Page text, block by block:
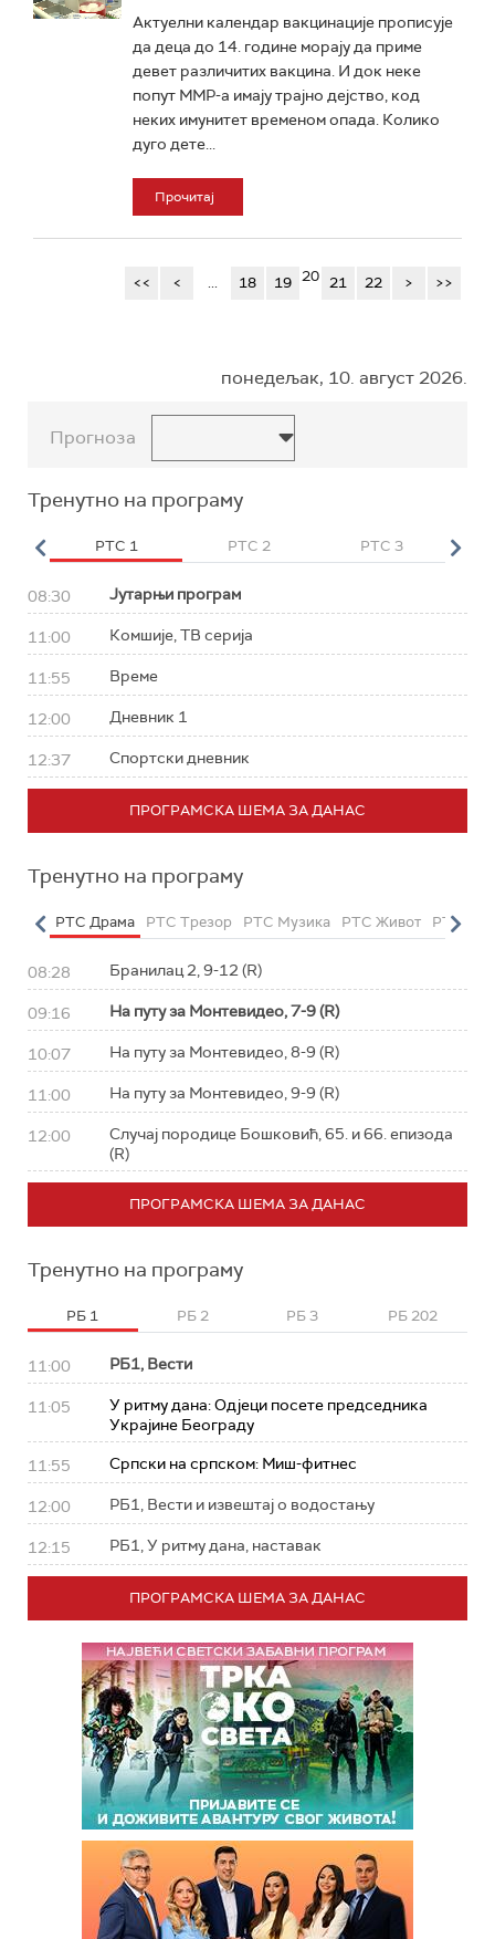
Актуелни календар вакцинације прописује
да деца до 14. године морају да приме
девет различитих вакцина. И док неке
попут ММР-а имају трајно дејство, код
неких имунитет временом опада. Колико
дуго дете...
Прочитај
<< < ... 18 19 20 21 22 > >>
понедељак, 10. август 2026.
Прогноза
Тренутно на програму
РТС 1 РТС 2 РТС 3
08:30 Јутарњи програм
11:00 Комшије, ТВ серија
11:55 Време
12:00 Дневник 1
12:37 Спортски дневник
ПРОГРАМСКА ШЕМА ЗА ДАНАС
Тренутно на програму
РТС Драма РТС Трезор РТС Музика РТС Живот РТС
08:28 Бранилац 2, 9-12 (R)
09:16 На путу за Монтевидео, 7-9 (R)
10:07 На путу за Монтевидео, 8-9 (R)
11:00 На путу за Монтевидео, 9-9 (R)
12:00
Случај породице Бошковић, 65. и 66. епизода
(R)
ПРОГРАМСКА ШЕМА ЗА ДАНАС
Тренутно на програму
РБ 1 РБ 2 РБ 3 РБ 202
11:00 РБ1, Вести
11:05
У ритму дана: Од‌јеци посете председника
Украјине Београду
11:55 Српски на српском: Миш-фитнес
12:00 РБ1, Вести и извештај о водостању
12:15 РБ1, У ритму дана, наставак
ПРОГРАМСКА ШЕМА ЗА ДАНАС